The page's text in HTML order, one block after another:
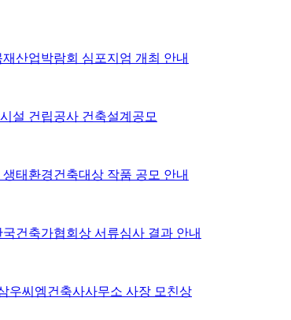
재산업박람회 심포지엄 개최 안내
설 건립공사 건축설계공모
태환경건축대상 작품 공모 안내
국건축가협회상 서류심사 결과 안내
우씨엠건축사사무소 사장 모친상